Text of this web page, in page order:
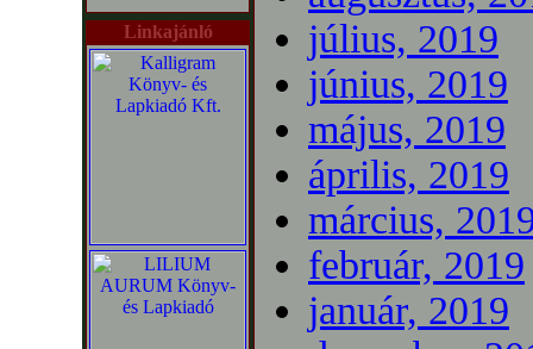
Linkajánló
július, 2019
június, 2019
május, 2019
április, 2019
március,
február, 2019
január, 2019